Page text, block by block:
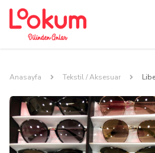
Anasayfa Tekstil / Aksesuar